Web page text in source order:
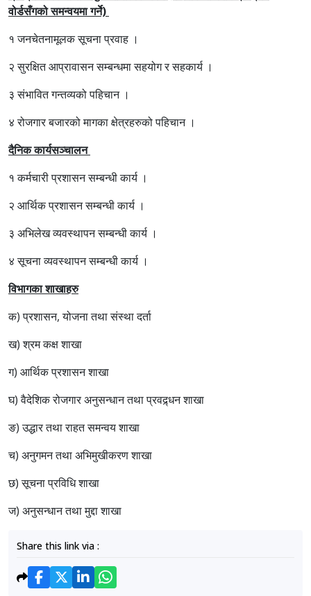
वोर्डसँगको समन्वयमा गर्ने)
१ जनचेतनामूलक सूचना प्रवाह ।
२ सुरक्षित आप्रावासन सम्बन्धमा सहयोग र सहकार्य ।
३ संभावित गन्तव्यको पहिचान ।
४ रोजगार बजारको मागका क्षेत्रहरुको पहिचान ।
दैनिक कार्यसञ्चालन
१ कर्मचारी प्रशासन सम्बन्धी कार्य ।
२ आर्थिक प्रशासन सम्बन्धी कार्य ।
३ अभिलेख व्यवस्थापन सम्बन्धी कार्य ।
४ सूचना व्यवस्थापन सम्बन्धी कार्य ।
विभागका शाखाहरु
क) प्रशासन, योजना तथा संस्था दर्ता
ख) श्रम कक्ष शाखा
ग) आर्थिक प्रशासन शाखा
घ) वैदेशिक रोजगार अनुसन्धान तथा प्रवद्र्धन शाखा
ङ) उद्धार तथा राहत समन्वय शाखा
च) अनुगमन तथा अभिमुखीकरण शाखा
छ) सूचना प्रविधि शाखा
ज) अनुसन्धान तथा मुद्दा शाखा
Share this link via :